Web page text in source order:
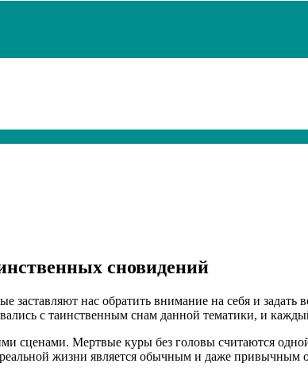
сновидений
нас обратить внимание на себя и задать
с таинственным снам данной тематики, и
Мертвые куры без головы считаются одной
жизни является обычным и даже привычным